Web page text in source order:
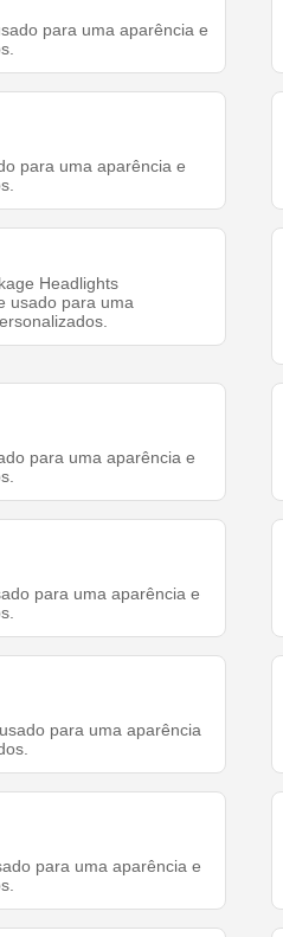
para uma aparência e
para uma aparência e
Headlights
usado para uma
para uma aparência e
para uma aparência e
para uma aparência
para uma aparência e